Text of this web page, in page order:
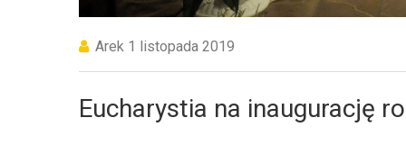
Arek 1 listopada 2019
Eucharystia na inaugurację